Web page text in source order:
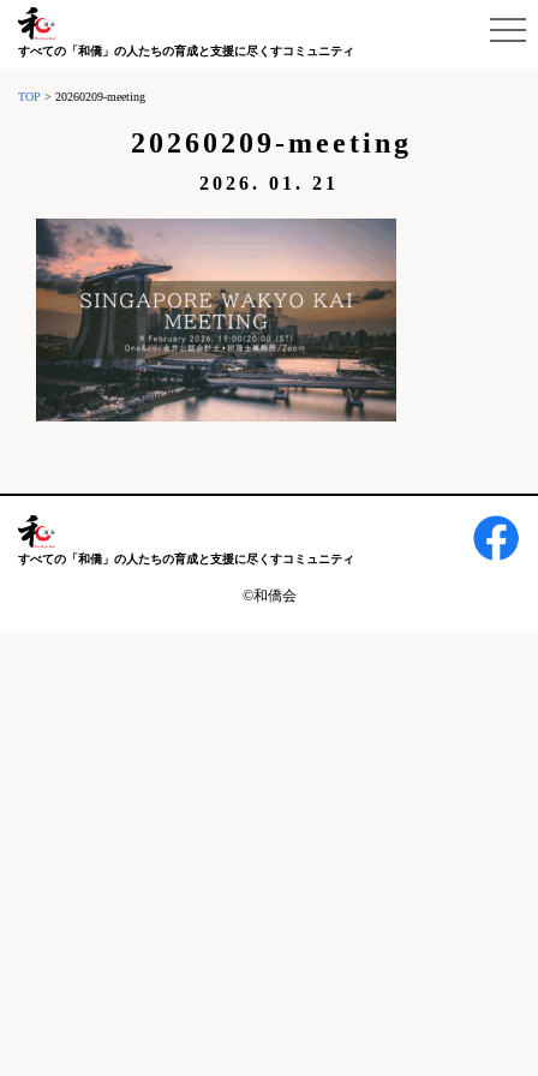
すべての「和僑」の人たちの育成と支援に尽くすコミュニティ
TOP > 20260209-meeting
20260209-meeting
2026. 01. 21
すべての「和僑」の人たちの育成と支援に尽くすコミュニティ
©和僑会